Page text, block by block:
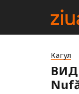
Кагул